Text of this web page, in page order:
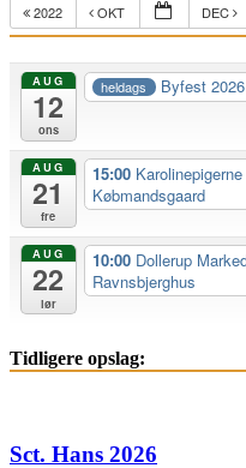
2022 OKT DEC
AUG
12
ons
heldags Byfest
AUG
21
fre
15:00
Købmandsgaard
AUG
22
lør
10:00 Dollerup
Ravnsbjerghus
Tidligere opslag:
Sct. Hans 2026